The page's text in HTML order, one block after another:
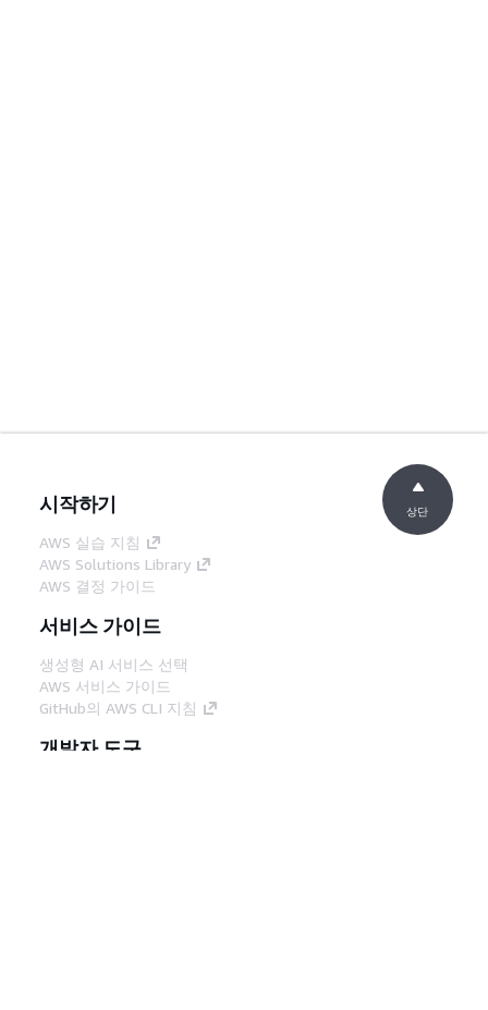
시작하기
AWS 실습 지침
AWS Solutions Library
AWS 결정 가이드
서비스 가이드
생성형 AI 서비스 선택
AWS 서비스 가이드
GitHub의 AWS CLI 지침
개발자 도구
상단